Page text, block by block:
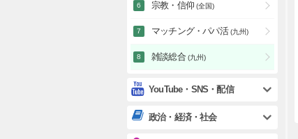
宗教・信仰 (全国)
マッチング・パパ活 (九州)
雑談総合 (九州)
YouTube・SNS・配信
政治・経済・社会